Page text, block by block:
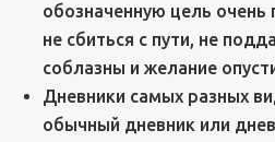
обозначенную цель очень
не сбиться с пути, не
соблазны и желание
Дневники самых разных
обычный дневник или